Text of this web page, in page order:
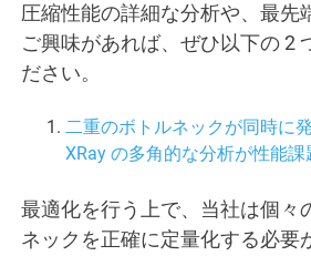
圧縮性能の詳細な分析や、最先
ご興味があれば、ぜひ以下の 2
ださい。
二重のボトルネックが同時に
XRay の多角的な分析が性能課
最適化を行う上で、当社は個々
ネックを正確に定量化する必要